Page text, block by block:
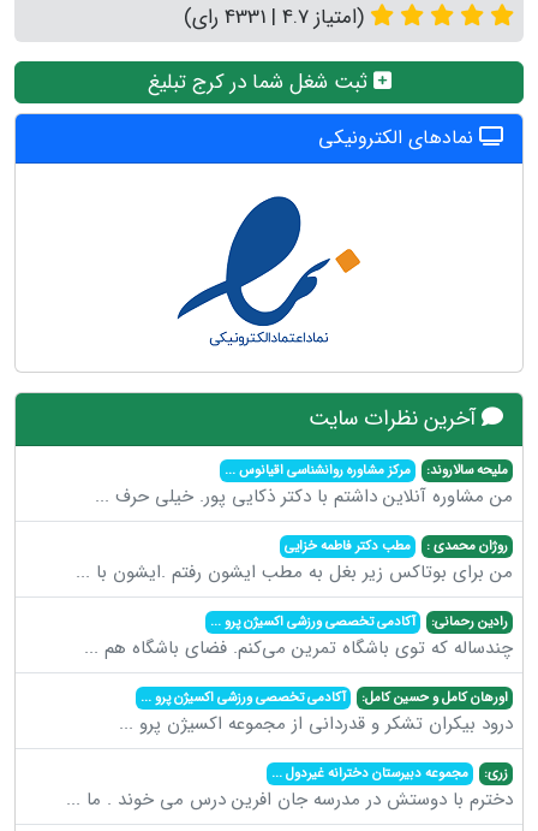
(امتیاز 4.7 | 4331 رای)
ثبت شغل شما در کرج تبلیغ
نمادهای الکترونیکی
آخرین نظرات سایت
ملیحه سالاروند: مرکز مشاوره روانشناسی اقیانوس...
من مشاوره آنلاین داشتم با دکتر ذکایی پور. خیلی حرف ...
روژان محمدی : مطب دکتر فاطمه خزایی
من برای بوتاکس زیر بغل به مطب ایشون رفتم .ایشون با ...
رادین رحمانی: آکادمی تخصصی ورزشی اکسیژن پرو...
چندساله که توی باشگاه تمرین می‌کنم. فضای باشگاه هم ...
اورهان کامل و حسین کامل: آکادمی تخصصی ورزشی اکسیژن پرو...
درود بیکران تشکر و قدردانی از مجموعه اکسیژن پرو ...
زری: مجموعه دبیرستان دخترانه غیردول...
دخترم با دوستش در مدرسه جان افرین درس می خوند . ما ...